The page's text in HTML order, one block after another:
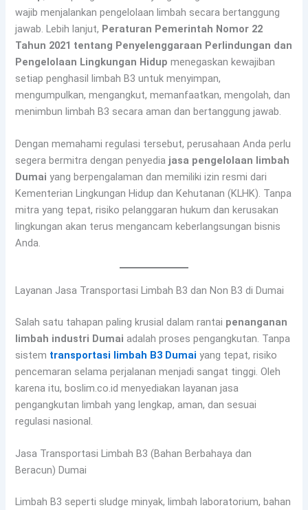
wajib menjalankan pengelolaan limbah secara bertanggung
jawab. Lebih lanjut, Peraturan Pemerintah Nomor 22
Tahun 2021 tentang Penyelenggaraan Perlindungan dan
Pengelolaan Lingkungan Hidup menegaskan kewajiban
setiap penghasil limbah B3 untuk menyimpan,
mengumpulkan, mengangkut, memanfaatkan, mengolah, dan
menimbun limbah B3 secara aman dan bertanggung jawab.
Dengan memahami regulasi tersebut, perusahaan Anda perlu
segera bermitra dengan penyedia jasa pengelolaan limbah
Dumai yang berpengalaman dan memiliki izin resmi dari
Kementerian Lingkungan Hidup dan Kehutanan (KLHK). Tanpa
mitra yang tepat, risiko pelanggaran hukum dan kerusakan
lingkungan akan terus mengancam keberlangsungan bisnis
Anda.
Layanan Jasa Transportasi Limbah B3 dan Non B3 di Dumai
Salah satu tahapan paling krusial dalam rantai penanganan
limbah industri Dumai adalah proses pengangkutan. Tanpa
sistem transportasi limbah B3 Dumai yang tepat, risiko
pencemaran selama perjalanan menjadi sangat tinggi. Oleh
karena itu, boslim.co.id menyediakan layanan jasa
pengangkutan limbah yang lengkap, aman, dan sesuai
regulasi nasional.
Jasa Transportasi Limbah B3 (Bahan Berbahaya dan
Beracun) Dumai
Limbah B3 seperti sludge minyak, limbah laboratorium, bahan